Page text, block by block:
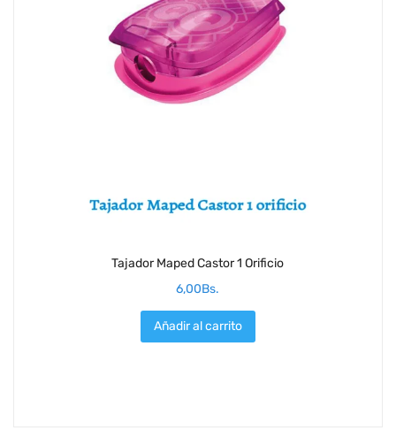
Tajador Maped Castor 1 Orificio
6,00Bs.
Añadir al carrito